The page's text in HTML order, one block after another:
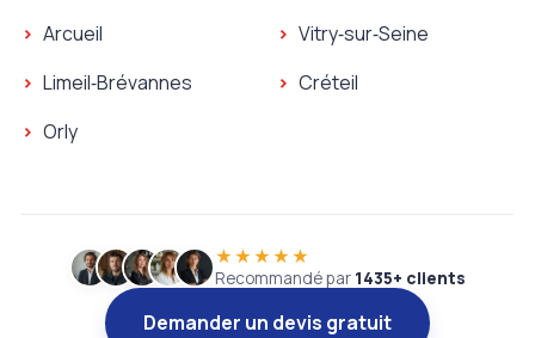
Plombier Le Plessis‑Trévise
Arcueil
Plombier Arcueil
Limeil‑Brévannes
Orly
Plombier
Vitry‑sur‑Seine
Plombier Vitry‑sur‑Seine
Créteil
★★★★★
Recommandé par 1435+ clients
Demander un devis gratuit